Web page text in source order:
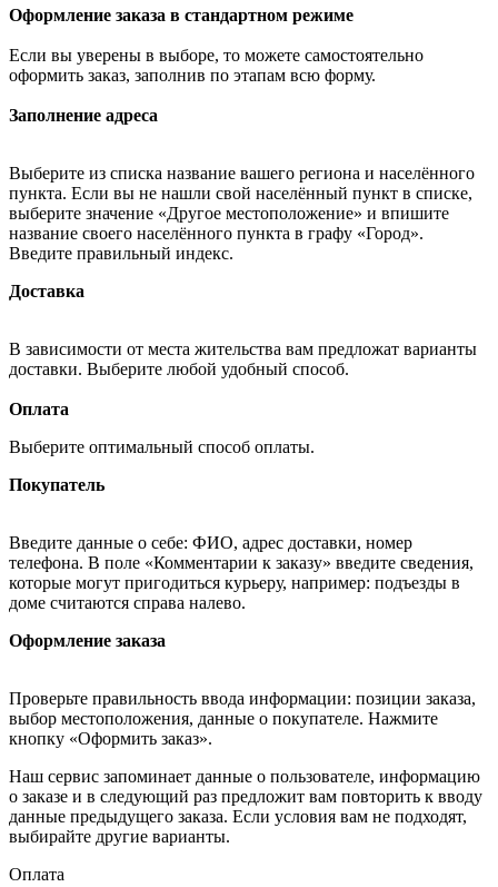
Оформление заказа в стандартном режиме
Если вы уверены в выборе, то можете самостоятельно
оформить заказ, заполнив по этапам всю форму.
Заполнение адреса
Выберите из списка название вашего региона и населённого
пункта. Если вы не нашли свой населённый пункт в списке,
выберите значение «Другое местоположение» и впишите
название своего населённого пункта в графу «Город».
Введите правильный индекс.
Доставка
В зависимости от места жительства вам предложат варианты
доставки. Выберите любой удобный способ.
Оплата
Выберите оптимальный способ оплаты.
Покупатель
Введите данные о себе: ФИО, адрес доставки, номер
телефона. В поле «Комментарии к заказу» введите сведения,
которые могут пригодиться курьеру, например: подъезды в
доме считаются справа налево.
Оформление заказа
Проверьте правильность ввода информации: позиции заказа,
выбор местоположения, данные о покупателе. Нажмите
кнопку «Оформить заказ».
Наш сервис запоминает данные о пользователе, информацию
о заказе и в следующий раз предложит вам повторить к вводу
данные предыдущего заказа. Если условия вам не подходят,
выбирайте другие варианты.
Оплата